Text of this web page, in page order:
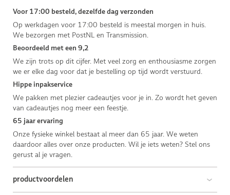
Voor 17:00 besteld, dezelfde dag verzonden
Op werkdagen voor 17:00 besteld is meestal morgen in huis.
We bezorgen met PostNL en Transmission.
Beoordeeld met een 9,2
We zijn trots op dit cijfer. Met veel zorg en enthousiasme zorgen
we er elke dag voor dat je bestelling op tijd wordt verstuurd.
Hippe inpakservice
We pakken met plezier cadeautjes voor je in. Zo wordt het geven
van cadeautjes nog meer een feestje.
65 jaar ervaring
Onze fysieke winkel bestaat al meer dan 65 jaar. We weten
daardoor alles over onze producten. Wil je iets weten? Stel ons
gerust al je vragen.
productvoordelen